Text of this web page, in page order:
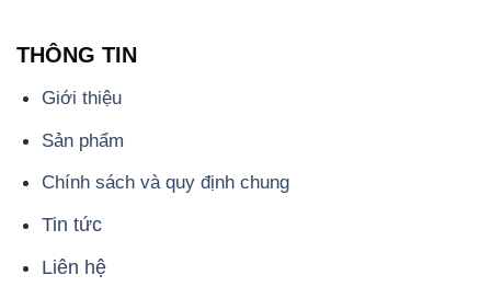
THÔNG TIN
Giới thiệu
Sản phẩm
Chính sách và quy định chung
Tin tức
Liên hệ